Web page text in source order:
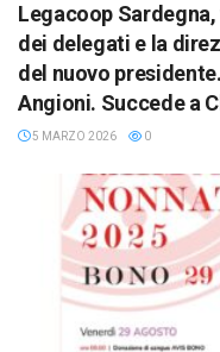
Legacoop
dei delegati e la
del nuovo
Angioni. Succede a
5 MARZO 2026 0